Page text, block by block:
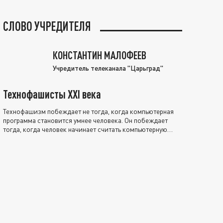
СЛОВО УЧРЕДИТЕЛЯ
КОНСТАНТИН МАЛОФЕЕВ
Учредитель телеканала "Царьград"
Технофашисты XXI века
Технофашизм побеждает не тогда, когда компьютерная
программа становится умнее человека. Он побеждает
тогда, когда человек начинает считать компьютерную